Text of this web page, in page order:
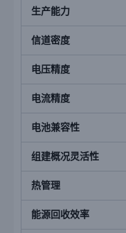
生产能力
信道密度
电压精度
电流精度
电池兼容性
组建概况灵活性
热管理
能源回收效率